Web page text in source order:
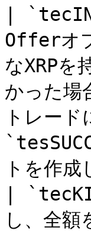
|
Offerオ
なXRPを
かった場
トレー
トを作
|
し、全